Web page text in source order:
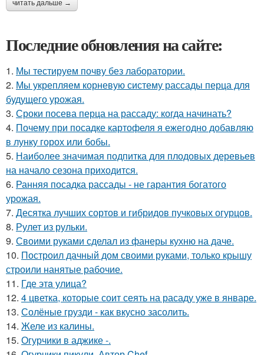
читать дальше →
Последние обновления на сайте:
1. Мы тестируем почву без лаборатории.
2. Мы укрепляем корневую систему рассады перца для
будущего урожая.
3. Сроки посева перца на рассаду: когда начинать?
4. Почему при посадке картофеля я ежегодно добавляю
в лунку горох или бобы.
5. Наиболее значимая подпитка для плодовых деревьев
на начало сезона приходится.
6. Ранняя посадка рассады - не гарантия богатого
урожая.
7. Десятка лучших сортов и гибридов пучковых огурцов.
8. Рулет из рульки.
9. Своими руками сделал из фанеры кухню на даче.
10. Построил дачный дом своими руками, только крышу
строили нанятые рабочие.
11. Где этa улица?
12. 4 цветка, которые соит сеять на расаду уже в январе.
13. Солёные грузди - как вкусно засолить.
14. Желе из калины.
15. Огурчики в аджике -.